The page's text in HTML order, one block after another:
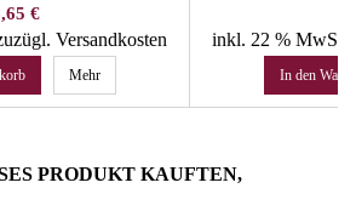
€
Versandkosten
Mehr
inkl. 22 % MwSt.
In den
PRODUKT KAUFTEN,